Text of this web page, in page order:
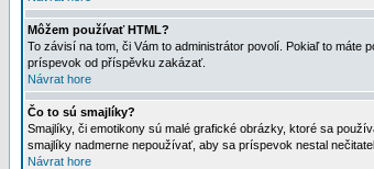
Môžem používať HTML?
To závisí na tom, či Vám to administrátor povolí. Pokiaľ to máte
príspevok od příspěvku zakázať.
Návrat hore
Čo to sú smajlíky?
Smajlíky, či emotikony sú malé grafické obrázky, ktoré sa
smajlíky nadmerne nepoužívať, aby sa príspevok nestal
Návrat hore